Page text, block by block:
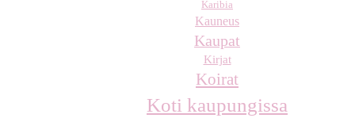
Karibia
Kauneus
Kaupat
Kirjat
Koirat
Koti kaupungissa